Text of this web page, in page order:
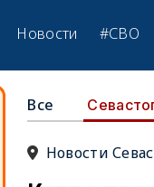
Новости #СВО
Все
Новости